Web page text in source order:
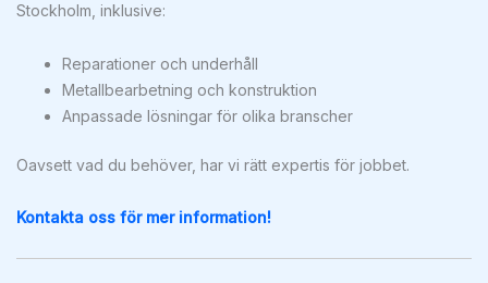
Stockholm, inklusive:
Reparationer och underhåll
Metallbearbetning och konstruktion
Anpassade lösningar för olika branscher
Oavsett vad du behöver, har vi rätt expertis för jobbet.
Kontakta oss för mer information!